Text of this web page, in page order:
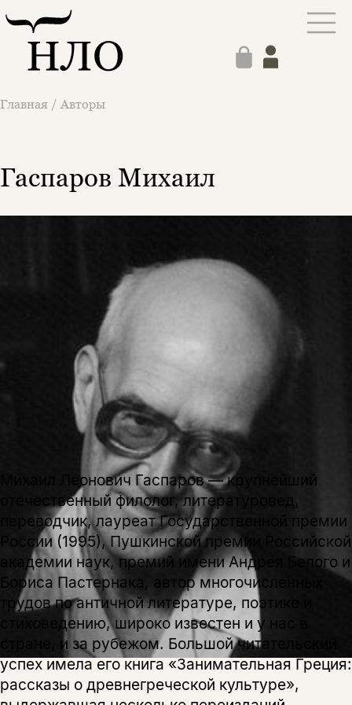
Главная / Авторы
Гаспаров Михаил
Михаил Леонович Гаспаров — крупнейший
отечественный филолог, литературовед,
переводчик, лауреат Государственной премии
России (1995), Пушкинской премии Российской
академии наук, премий имени Андрея Белого и
Бориса Пастернака, автор многочисленных
трудов по античной литературе, поэтике и
стиховедению, широко известен и у нас в
стране, и за рубежом. Большой читательский
успех имела его книга «Занимательная Греция:
рассказы о древнегреческой культуре»,